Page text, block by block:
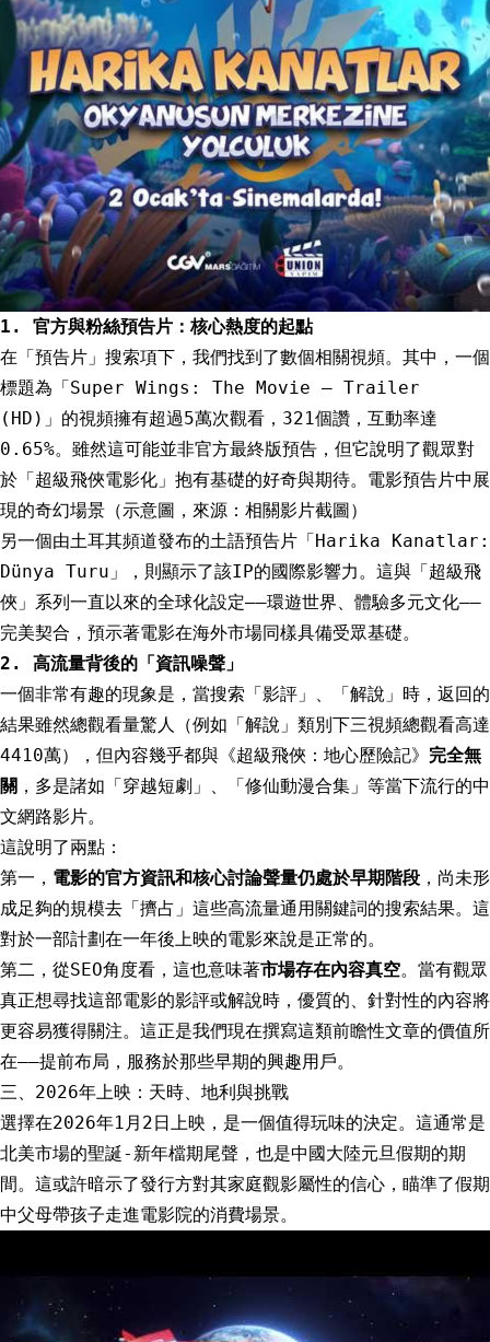
1. 官方與粉絲預告片：核心熱度的起點
在「預告片」搜索項下，我們找到了數個相關視頻。其中，一個
標題為「Super Wings: The Movie – Trailer
(HD)」的視頻擁有超過5萬次觀看，321個讚，互動率達
0.65%。雖然這可能並非官方最終版預告，但它說明了觀眾對
於「超級飛俠電影化」抱有基礎的好奇與期待。電影預告片中展
現的奇幻場景（示意圖，來源：相關影片截圖）
另一個由土耳其頻道發布的土語預告片「Harika Kanatlar:
Dünya Turu」，則顯示了該IP的國際影響力。這與「超級飛
俠」系列一直以來的全球化設定——環遊世界、體驗多元文化——
完美契合，預示著電影在海外市場同樣具備受眾基礎。
2. 高流量背後的「資訊噪聲」
一個非常有趣的現象是，當搜索「影評」、「解說」時，返回的
結果雖然總觀看量驚人（例如「解說」類別下三視頻總觀看高達
4410萬），但內容幾乎都與《超級飛俠：地心歷險記》 完全無
關 ，多是諸如「穿越短劇」、「修仙動漫合集」等當下流行的中
文網路影片。
這說明了兩點：
第一， 電影的官方資訊和核心討論聲量仍處於早期階段 ，尚未形
成足夠的規模去「擠占」這些高流量通用關鍵詞的搜索結果。這
對於一部計劃在一年後上映的電影來說是正常的。
第二，從SEO角度看，這也意味著市場存在內容真空。當有觀眾
真正想尋找這部電影的影評或解說時，優質的、針對性的內容將
更容易獲得關注。這正是我們現在撰寫這類前瞻性文章的價值所
在——提前布局，服務於那些早期的興趣用戶。
三、2026年上映：天時、地利與挑戰
選擇在2026年1月2日上映，是一個值得玩味的決定。這通常是
北美市場的聖誕-新年檔期尾聲，也是中國大陸元旦假期的期
間。這或許暗示了發行方對其家庭觀影屬性的信心，瞄準了假期
中父母帶孩子走進電影院的消費場景。